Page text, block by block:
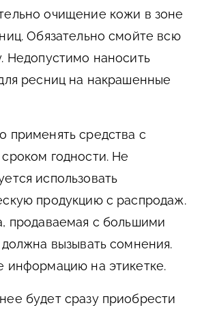
очищение кожи в зоне
Обязательно смойте всю
Недопустимо наносить
ресниц на накрашенные
применять средства с
годности. Не
использовать
продукцию с распродаж.
продаваемая с большими
вызывать сомнения.
информацию на этикетке.
будет сразу приобрести